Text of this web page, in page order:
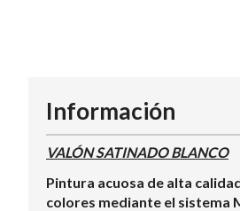
Información
VALÓN SATINADO BLANCO
Pintura acuosa de alta
colores mediante el sistema